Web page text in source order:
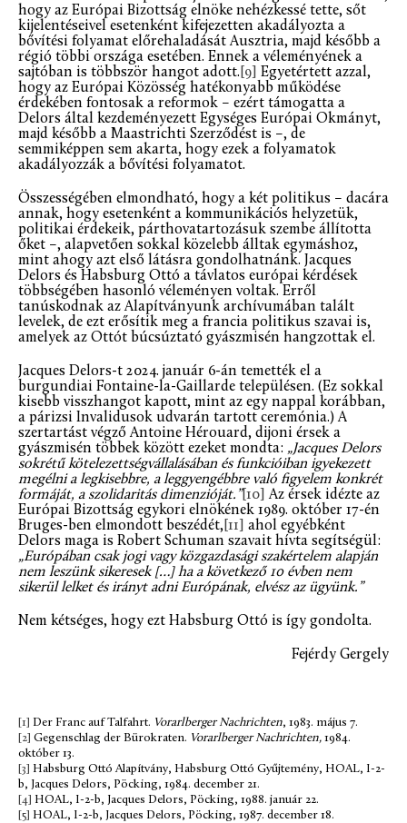
hogy az Európai Bizottság elnöke nehézkessé tette, sőt
kijelentéseivel esetenként kifejezetten akadályozta a
bővítési folyamat előrehaladását Ausztria, majd később a
régió többi országa esetében. Ennek a véleményének a
sajtóban is többször hangot adott. [9]
Egyetértett azzal,
hogy az Európai Közösség hatékonyabb működése
érdekében fontosak a reformok – ezért támogatta a
Delors által kezdeményezett Egységes Európai Okmányt,
majd később a Maastrichti Szerződést is –, de
semmiképpen sem akarta, hogy ezek a folyamatok
akadályozzák a bővítési folyamatot.
Összességében elmondható, hogy a két politikus – dacára
annak, hogy esetenként a kommunikációs helyzetük,
politikai érdekeik, párthovatartozásuk szembe állította
őket –, alapvetően sokkal közelebb álltak egymáshoz,
mint ahogy azt első látásra gondolhatnánk. Jacques
Delors és Habsburg Ottó a távlatos európai kérdések
többségében hasonló véleményen voltak. Erről
tanúskodnak az Alapítványunk archívumában talált
levelek, de ezt erősítik meg a francia politikus szavai is,
amelyek az Ottót búcsúztató gyászmisén hangzottak el.
Jacques Delors-t 2024. január 6-án temették el a
burgundiai Fontaine-la-Gaillarde településen. (Ez sokkal
kisebb visszhangot kapott, mint az egy nappal korábban,
a párizsi Invalidusok udvarán tartott ceremónia.) A
szertartást végző Antoine Hérouard, dijoni érsek a
gyászmisén többek között ezeket mondta: „Jacques Delors
sokrétű kötelezettségvállalásában és funkcióiban igyekezett
megélni a legkisebbre, a leggyengébbre való figyelem konkrét
formáját, a szolidaritás dimenzióját.”[10] Az érsek idézte az
Európai Bizottság egykori elnökének 1989. október 17-én
Bruges-ben elmondott beszédét, [11]
ahol egyébként
Delors maga is Robert Schuman szavait hívta segítségül:
„Európában csak jogi vagy közgazdasági szakértelem alapján
nem leszünk sikeresek […] ha a következő 10 évben nem
sikerül lelket és irányt adni Európának, elvész az ügyünk.”
Nem kétséges, hogy ezt Habsburg Ottó is így gondolta.
Fejérdy Gergely
[1] Der Franc auf Talfahrt. Vorarlberger Nachrichten, 1983. május 7.
[2] Gegenschlag der Bürokraten. Vorarlberger Nachrichten, 1984.
október 13.
[3] Habsburg Ottó Alapítvány, Habsburg Ottó Gyűjtemény, HOAL, I-2-
b, Jacques Delors, Pöcking, 1984. december 21.
[4] HOAL, I-2-b, Jacques Delors, Pöcking, 1988. január 22.
[5] HOAL, I-2-b, Jacques Delors, Pöcking, 1987. december 18.